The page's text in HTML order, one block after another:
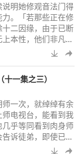
能在第五界已经很
第五界，我就高兴
虑，生活惬意。
当宗
明她修观音法门得
。「若那些正在修
二因缘，由于已断
本性，他们非凡而
美，我会以缘觉佛的
面前，为他们说法，
得四谛空，而且正
，我会现身为声
让他们得到解
生希望心智清晰而
世俗欲
一集之三）
一次，就绰绰有余
电视台，能看到我
乎等同看到肉身师
诉徒弟，即使已经
为印心，一生至少亲